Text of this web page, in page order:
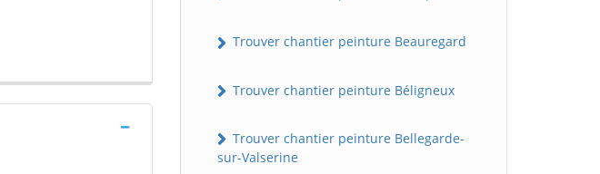
Trouver chantier peinture Beauregard
Trouver chantier peinture Béligneux
Trouver chantier peinture Bellegarde-
sur-Valserine